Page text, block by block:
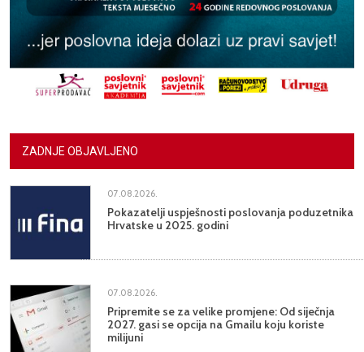
ZADNJE OBJAVLJENO
07.08.2026.
Pokazatelji uspješnosti poslovanja poduzetnika
Hrvatske u 2025. godini
07.08.2026.
Pripremite se za velike promjene: Od siječnja
2027. gasi se opcija na Gmailu koju koriste
milijuni